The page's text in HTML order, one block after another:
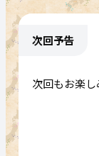
次回予告